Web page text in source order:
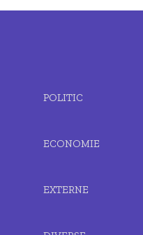
POLITIC
ECONOMIE
EXTERNE